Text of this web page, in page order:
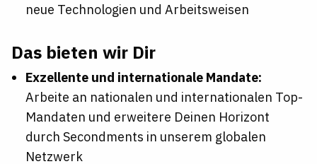
neue Technologien und Arbeitsweisen
Das bieten wir Dir
Exzellente und internationale Mandate:
Arbeite an nationalen und internationalen Top-
Mandaten und erweitere Deinen Horizont
durch Secondments in unserem globalen
Netzwerk